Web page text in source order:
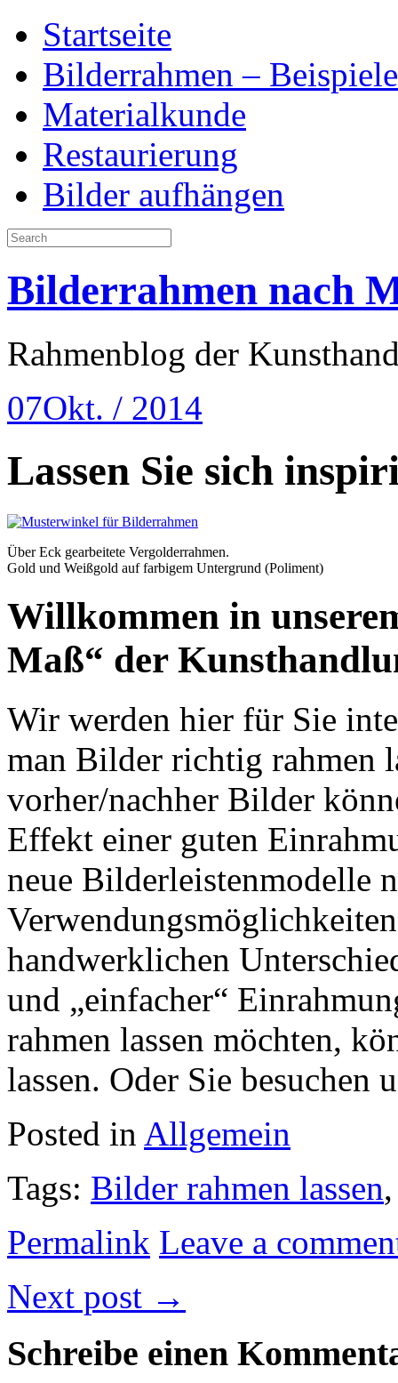
Startseite
Bilderrahmen – Beispiele
Materialkunde
Restaurierung
Bilder aufhängen
Bilderrahmen nach
Rahmenblog der
07Okt. / 2014
Lassen Sie sich
Über Eck gearbeitete Vergolderrahmen.
Gold und Weißgold auf farbigem Untergrund (Poliment)
Willkommen in
Maß“ der
Wir werden hier für Sie
man Bilder richtig rahmen
vorher/nachher Bilder
Effekt einer guten
neue Bilderleistenmodelle
handwerklichen
und „einfacher“
rahmen lassen möchten,
lassen. Oder Sie besuchen
Posted in Allgemein
Tags: Bilder rahmen lassen
Permalink Leave a
Next post →
Schreibe einen